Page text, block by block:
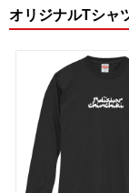
オリジナルTシャ